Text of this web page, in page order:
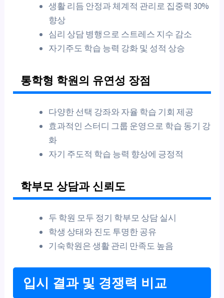
생활 리듬 안정과 체계적 관리로 집중력 30%
향상
심리 상담 병행으로 스트레스 지수 감소
자기주도 학습 능력 강화 및 성적 상승
통학형 학원의 유연성 장점
다양한 선택 강좌와 자율 학습 기회 제공
효과적인 스터디 그룹 운영으로 학습 동기 강
화
자기 주도적 학습 능력 향상에 긍정적
학부모 상담과 신뢰도
두 학원 모두 정기 학부모 상담 실시
학생 상태와 진도 투명한 공유
기숙학원은 생활 관리 만족도 높음
입시 결과 및 경쟁력 비교